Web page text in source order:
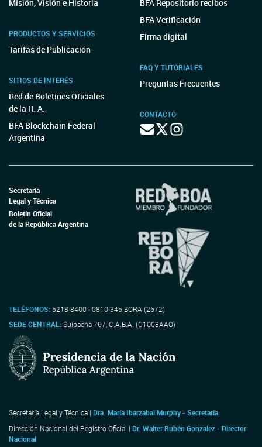
Misión, Visión e Historia
PRODUCTOS Y SERVICIOS
Tarifas de Publicación
SITIOS DE INTERÉS
Red de Boletines Oficiales
de la R. A.
BFA Blockchain Federal
Argentina
BFA Repositorio recibos
BFA Verificación
Firma digital
FAQ Y TUTORIALES
Preguntas Frecuentes
CONTACTO
Secretaría
Legal y Técnica
Boletín Oficial
de la República Argentina
TELÉFONOS: 5218-8400 - 0810-345-BORA (2672)
SEDE CENTRAL:Suipacha 767, C.A.B.A. (C1008AAO)
Secretaría Legal y Técnica | Dra. María Ibarzabal Murphy - Secretaria
Dirección Nacional del Registro Oficial | Dr. Walter Rubén Gonzalez - Director
Nacional